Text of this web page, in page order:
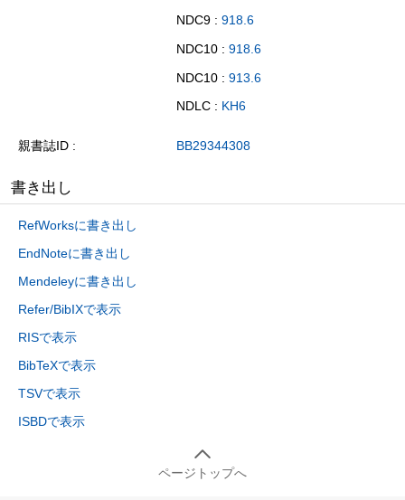
NDC9 : 918.6
NDC10 : 918.6
NDC10 : 913.6
NDLC : KH6
親書誌ID BB29344308
書き出し
RefWorksに書き出し
EndNoteに書き出し
Mendeleyに書き出し
Refer/BibIXで表示
RISで表示
BibTeXで表示
TSVで表示
ISBDで表示
ページトップへ